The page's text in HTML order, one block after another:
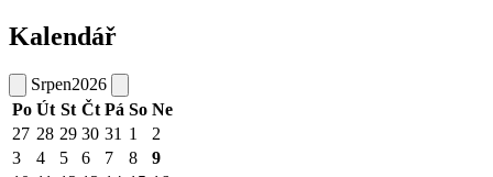
Kalendář
Srpen2026
Po Út St Čt Pá So Ne
27 28 29 30 31 1
2
3
4 5 6 7 8
9